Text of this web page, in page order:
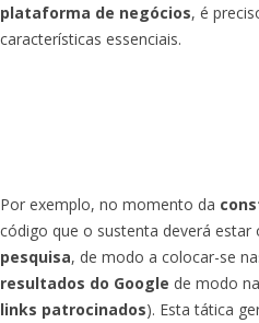
plataforma de negócios, é
características essenciais.
Por exemplo, no momento da
código que o sustenta deverá estar
pesquisa, de modo a colocar-se
resultados do Google de modo
links patrocinados). Esta tática